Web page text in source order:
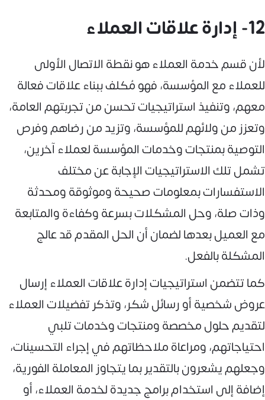
12- إدارة علاقات العملاء
لأن قسم خدمة العملاء هو نقطة الاتصال الأولى
للعملاء مع المؤسسة، فهو مُكلف ببناء علاقات فعالة
معهم، وتنفيذ استراتيجيات تحسن من تجربتهم العامة،
وتعزز من ولائهم للمؤسسة، وتزيد من رضاهم وفرص
التوصية بمنتجات وخدمات المؤسسة لعملاء آخرين،
تشمل تلك الاستراتيجيات الإجابة عن مختلف
الاستفسارات بمعلومات صحيحة وموثوقة ومحدثة
وذات صلة، وحل المشكلات بسرعة وكفاءة والمتابعة
مع العميل بعدها لضمان أن الحل المقدم قد عالج
المشكلة بالفعل.
كما تتضمن استراتيجيات إدارة علاقات العملاء إرسال
عروض شخصية أو رسائل شكر، وتذكر تفضيلات العملاء
لتقديم حلول مخصصة ومنتجات وخدمات تلبي
احتياجاتهم، ومراعاة ملاحظاتهم في إجراء التحسينات،
وجعلهم يشعرون بالتقدير بما يتجاوز المعاملة الفورية،
إضافة إلى استخدام برامج جديدة لخدمة العملاء، أو